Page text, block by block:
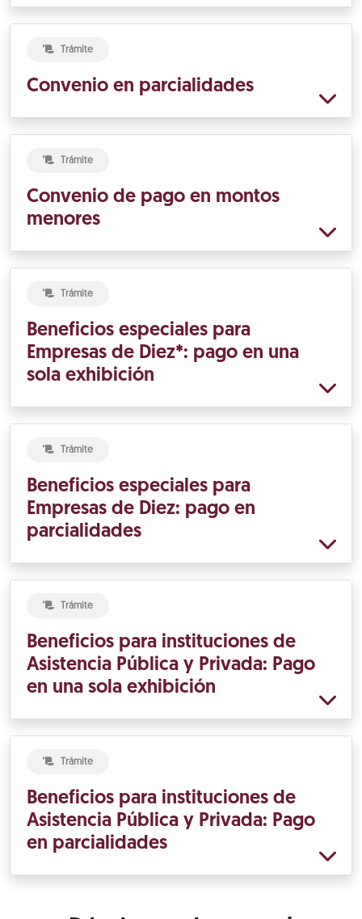
Trámite
Convenio en parcialidades
Trámite
Convenio de pago en montos
menores
Trámite
Beneficios especiales para
Empresas de Diez*: pago en una
sola exhibición
Trámite
Beneficios especiales para
Empresas de Diez: pago en
parcialidades
Trámite
Beneficios para instituciones de
Asistencia Pública y Privada: Pago
en una sola exhibición
Trámite
Beneficios para instituciones de
Asistencia Pública y Privada: Pago
en parcialidades